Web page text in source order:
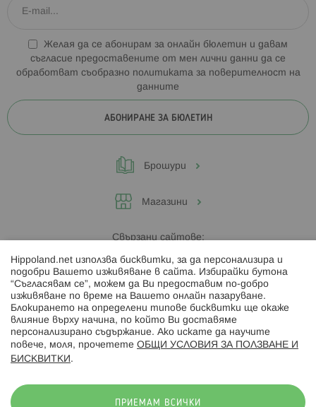
Желая да се абонирам за онлайн бюлетин и давам
съгласие предоставените от мен лични данни да се
обработват съобразно политиката за поверителност на
данните
АБОНИРАНЕ ЗА БЮЛЕТИН
Брошури
Магазини
Свързани сайтове:
Hippoland.ro
Последвайте ни:
Hippoland.net използва бисквитки, за да персонализира и
подобри Вашето изживяване в сайта. Избирайки бутона
“Съгласявам се”, можем да Ви предоставим по-добро
изживяване по време на Вашето онлайн пазаруване.
Блокирането на определени типове бисквитки ще окаже
влияние върху начина, по който Ви доставяме
персонализирано съдържание. Ако искате да научите
повече, моля, прочетете ОБЩИ УСЛОВИЯ ЗА ПОЛЗВАНЕ И
БИСКВИТКИ .
ПРИЕМАМ ВСИЧКИ